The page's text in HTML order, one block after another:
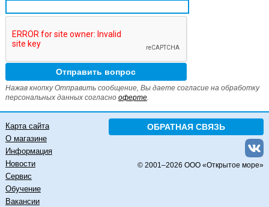
Нажав кнопку Отправить сообщение, Вы даете согласие на обработку
персональных данных согласно оферте.
ОБРАТНАЯ СВЯЗЬ
© 2001–2026 ООО «Открытое море»
Карта сайта
О магазине
Информация
Новости
Сервис
Обучение
Вакансии